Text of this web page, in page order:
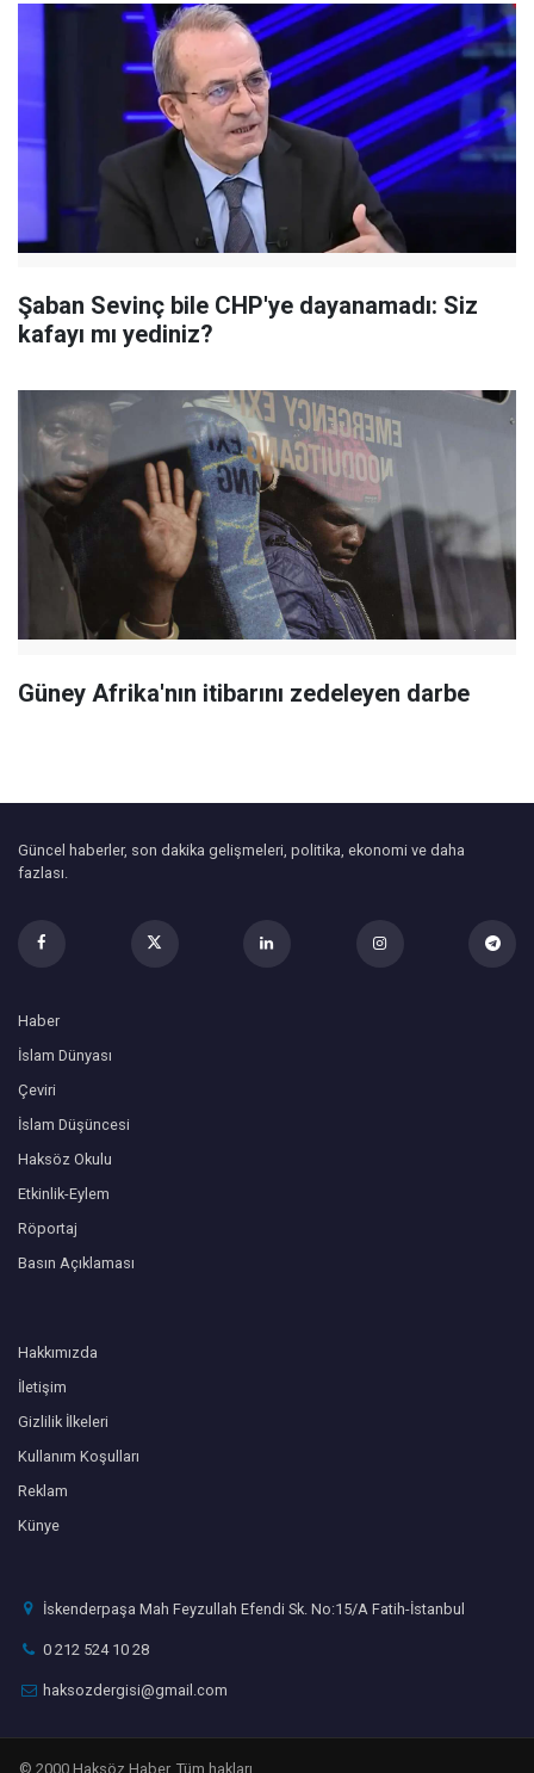
Şaban Sevinç bile CHP'ye dayanamadı: Siz
kafayı mı yediniz?
Güney Afrika'nın itibarını zedeleyen darbe
Güncel haberler, son dakika gelişmeleri, politika, ekonomi ve daha
fazlası.
Haber
İslam Dünyası
Çeviri
İslam Düşüncesi
Haksöz Okulu
Etkinlik-Eylem
Röportaj
Basın Açıklaması
Hakkımızda
İletişim
Gizlilik İlkeleri
Kullanım Koşulları
Reklam
Künye
İskenderpaşa Mah Feyzullah Efendi Sk. No:15/A Fatih-İstanbul
0 212 524 10 28
haksozdergisi@gmail.com
© 2000 Haksöz Haber. Tüm hakları